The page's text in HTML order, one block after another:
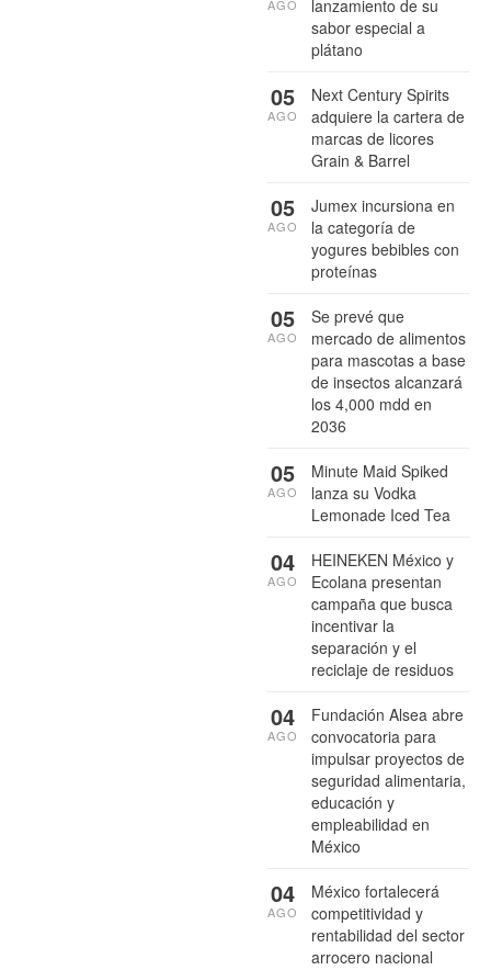
lanzamiento de su
sabor especial a
plátano
AGO
Next Century Spirits
adquiere la cartera de
marcas de licores
Grain & Barrel
05
AGO
Jumex incursiona en
la categoría de
yogures bebibles con
proteínas
05
AGO
Se prevé que
mercado de alimentos
para mascotas a base
de insectos alcanzará
los 4,000 mdd en
2036
05
AGO
Minute Maid Spiked
lanza su Vodka
Lemonade Iced Tea
05
AGO
HEINEKEN México y
Ecolana presentan
campaña que busca
incentivar la
separación y el
reciclaje de residuos
04
AGO
Fundación Alsea abre
convocatoria para
impulsar proyectos de
seguridad alimentaria,
educación y
empleabilidad en
México
04
AGO
México fortalecerá
competitividad y
rentabilidad del sector
arrocero nacional
04
AGO